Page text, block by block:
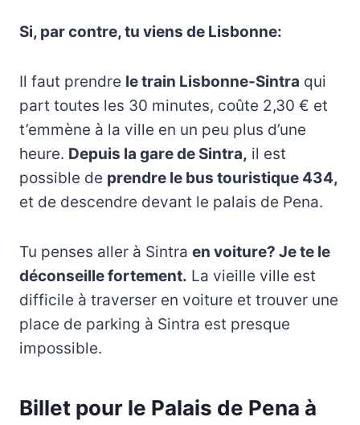
Si, par contre, tu viens de Lisbonne:
Il faut prendre le train Lisbonne-Sintra qui
part toutes les 30 minutes, coûte 2,30 € et
t’emmène à la ville en un peu plus d’une
heure. Depuis la gare de Sintra, il est
possible de prendre le bus touristique 434,
et de descendre devant le palais de Pena.
Tu penses aller à Sintra en voiture? Je te le
déconseille fortement. La vieille ville est
difficile à traverser en voiture et trouver une
place de parking à Sintra est presque
impossible.
Billet pour le Palais de Pena à